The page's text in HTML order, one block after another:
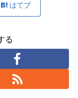
はてブ
る